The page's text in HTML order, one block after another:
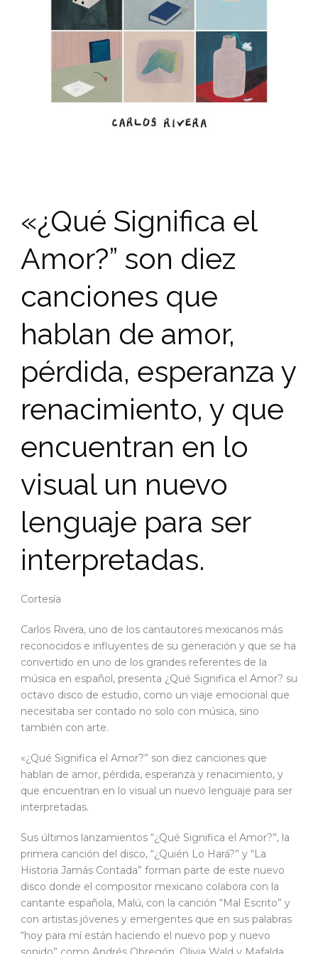
«¿Qué Significa el
Amor?” son diez
canciones que
hablan de amor,
pérdida, esperanza y
renacimiento, y que
encuentran en lo
visual un nuevo
lenguaje para ser
interpretadas.
Cortesía
Carlos Rivera, uno de los cantautores mexicanos más
reconocidos e influyentes de su generación y que se ha
convertido en uno de los grandes referentes de la
música en español, presenta ¿Qué Significa el Amor? su
octavo disco de estudio, como un viaje emocional que
necesitaba ser contado no solo con música, sino
también con arte.
«¿Qué Significa el Amor?” son diez canciones que
hablan de amor, pérdida, esperanza y renacimiento, y
que encuentran en lo visual un nuevo lenguaje para ser
interpretadas.
Sus últimos lanzamientos “¿Qué Significa el Amor?”, la
primera canción del disco, “¿Quién Lo Hará?” y “La
Historia Jamás Contada” forman parte de este nuevo
disco donde el compositor mexicano colabora con la
cantante española, Malú, con la canción “Mal Escrito” y
con artistas jóvenes y emergentes que en sus palabras
“hoy para mí están haciendo el nuevo pop y nuevo